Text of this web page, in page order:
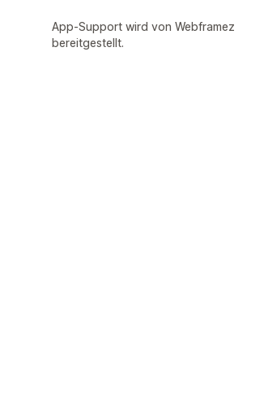
App-Support wird von Webframez
bereitgestellt.